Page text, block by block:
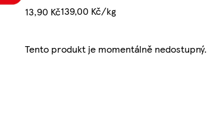
13,90 Kč139,00 Kč/kg
Tento produkt je momentálně nedostupný.